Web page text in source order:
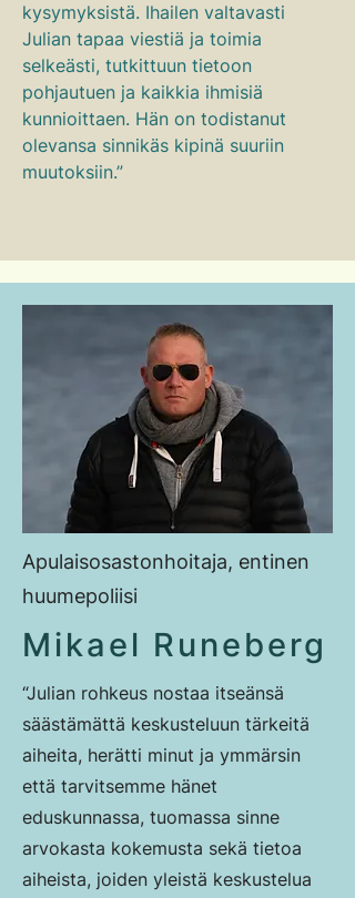
kysymyksistä. Ihailen valtavasti
Julian tapaa viestiä ja toimia
selkeästi, tutkittuun tietoon
pohjautuen ja kaikkia ihmisiä
kunnioittaen. Hän on todistanut
olevansa sinnikäs kipinä suuriin
muutoksiin.”
Apulaisosastonhoitaja, entinen
huumepoliisi
Mikael Runeberg
“Julian rohkeus nostaa itseänsä
säästämättä keskusteluun tärkeitä
aiheita, herätti minut ja ymmärsin
että tarvitsemme hänet
eduskunnassa, tuomassa sinne
arvokasta kokemusta sekä tietoa
aiheista, joiden yleistä keskustelua